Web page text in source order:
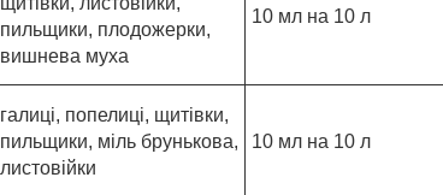
пильщики, плодожерки,
вишнева муха
10 мл на 10 л
галиці, попелиці, щитівки,
пильщики, міль брунькова,
листовійки
10 мл на 10 л